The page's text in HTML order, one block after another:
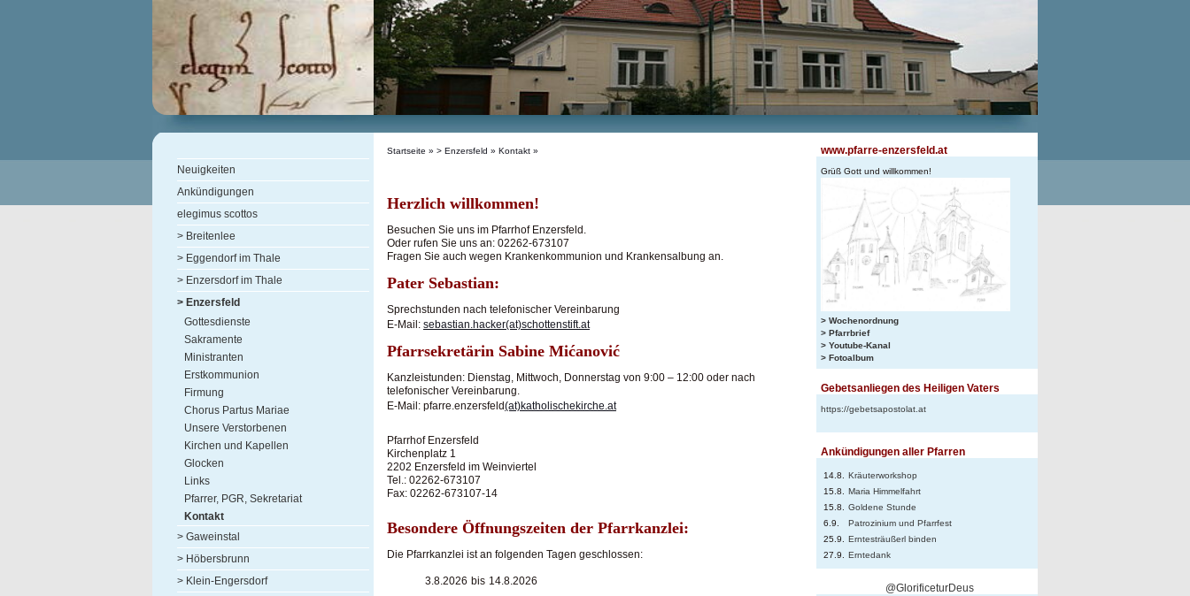
Neuigkeiten
Ankündigungen
elegimus scottos
> Breitenlee
> Eggendorf im Thale
> Enzersdorf im Thale
> Enzersfeld
Gottesdienste
Sakramente
Ministranten
Erstkommunion
Firmung
Chorus Partus Mariae
Unsere Verstorbenen
Kirchen und Kapellen
Glocken
Links
Pfarrer, PGR, Sekretariat
Kontakt
> Gaweinstal
> Höbersbrunn
> Klein-Engersdorf
Startseite » > Enzersfeld » Kontakt »
Herzlich willkommen!
Besuchen Sie uns im Pfarrhof Enzersfeld.
Oder rufen Sie uns an: 02262-673107
Fragen Sie auch wegen Krankenkommunion und Krankensalbung an.
Pater Sebastian:
Sprechstunden nach telefonischer Vereinbarung
E-Mail: sebastian.hacker(at)schottenstift.at
Pfarrsekretärin Sabine Mićanović
Kanzleistunden: Dienstag, Mittwoch, Donnerstag von 9:00 – 12:00 oder nach
telefonischer Vereinbarung.
E-Mail: pfarre.enzersfeld(at)katholischekirche.at
Pfarrhof Enzersfeld
Kirchenplatz 1
2202 Enzersfeld im Weinviertel
Tel.: 02262-673107
Fax: 02262-673107-14
Besondere Öffnungszeiten der Pfarrkanzlei:
Die Pfarrkanzlei ist an folgenden Tagen geschlossen:
3.8.2026 bis 14.8.2026
www.pfarre-enzersfeld.at
Grüß Gott und willkommen!
> Wochenordnung
> Pfarrbrief
> Youtube-Kanal
> Fotoalbum
Gebetsanliegen des Heiligen Vaters
https://gebetsapostolat.at
Ankündigungen aller Pfarren
14.8.
Kräuterworkshop
15.8.
Maria Himmelfahrt
15.8.
Goldene Stunde
6.9.
Patrozinium und Pfarrfest
25.9.
Erntesträußerl binden
27.9.
Erntedank
@GlorificeturDeus